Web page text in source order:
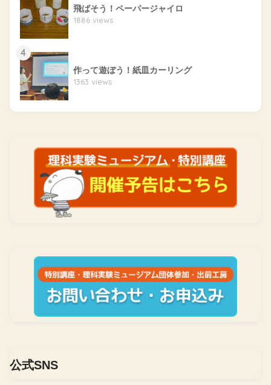
飛ばそう！ペーパージャイロ
1886 views
4
作って遊ぼう！紙皿カーリング
1363 views
公式SNS